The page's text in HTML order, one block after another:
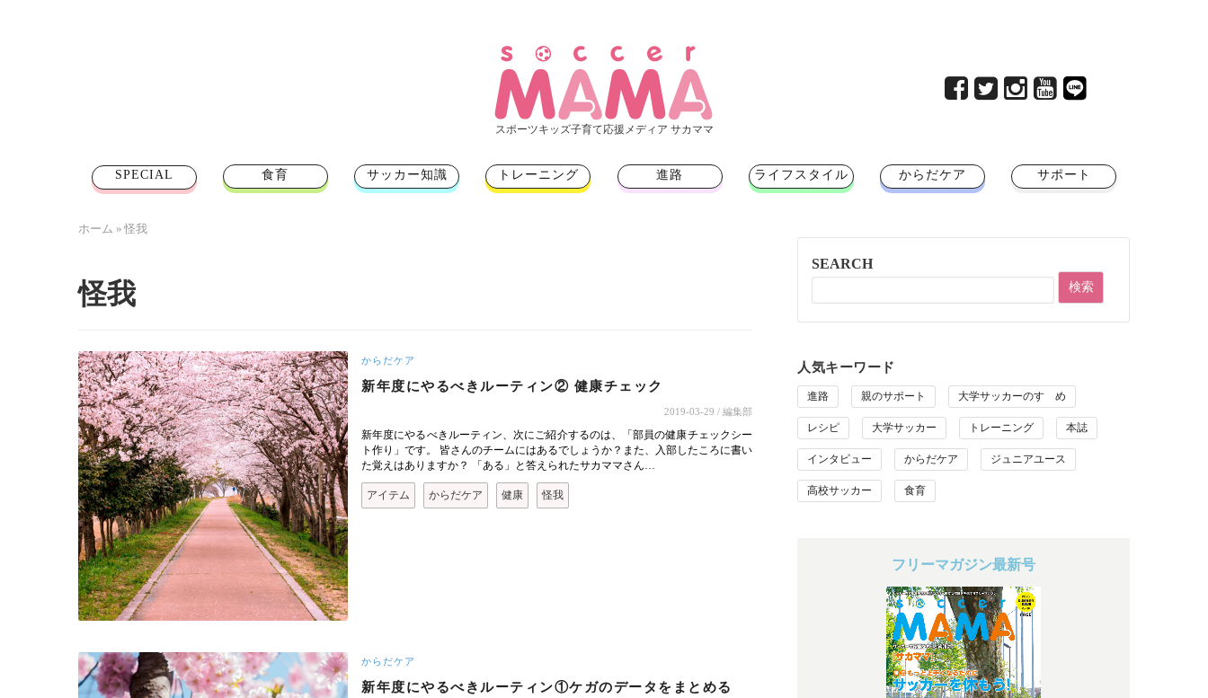
スポーツキッズ子育て応援メディア サカママ
SPECIAL 食育 サッカー知識 トレーニング 進路 ライフスタイル からだケア サポート
ホーム » 怪我
怪我
からだケア
新年度にやるべきルーティン② 健康チェック
2019-03-29 / 編集部
新年度にやるべきルーティン、次にご紹介するのは、「部員の健康チェックシー
ト作り」です。 皆さんのチームにはあるでしょうか？また、入部したころに書い
た覚えはありますか？ 「ある」と答えられたサカママさん…
アイテム からだケア 健康 怪我
からだケア
新年度にやるべきルーティン①ケガのデータをまとめる
SEARCH
人気キーワード
進路 親のサポート 大学サッカーのすゝめ
レシピ 大学サッカー トレーニング 本誌
インタビュー からだケア ジュニアユース
高校サッカー 食育
フリーマガジン最新号